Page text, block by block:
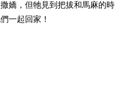
嬌，但牠見到把拔和馬麻的時
一起回家！